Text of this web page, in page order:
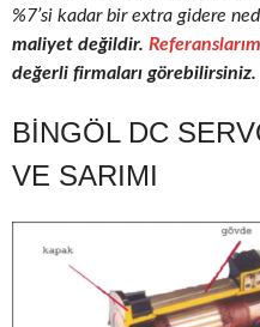
%7’si kadar bir extra gidere
maliyet değildir.
değerli firmaları görebilirsiniz.
BINGÖL DC
VE SARIMI